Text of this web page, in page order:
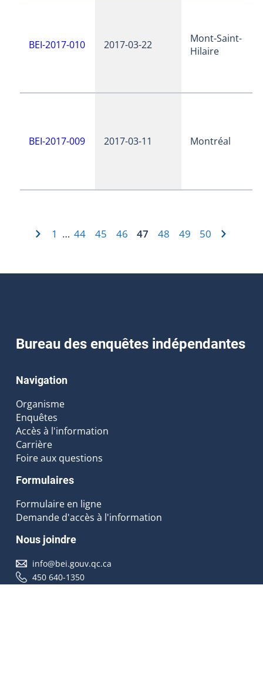
BEI-2017-010 2017-03-22
Mont-Saint-
Hilaire
BEI-2017-009 2017-03-11 Montréal
1 … 44 45 46 47 48 49 50
Bureau des enquêtes indépendantes
Navigation
Organisme
Enquêtes
Accès à l'information
Carrière
Foire aux questions
Formulaires
Formulaire en ligne
Demande d'accès à l'information
Nous joindre
info@bei.gouv.qc.ca
450 640-1350